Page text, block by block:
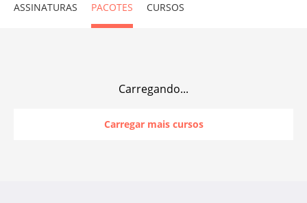
ASSINATURAS PACOTES CURSOS
Carregando...
Carregar mais cursos